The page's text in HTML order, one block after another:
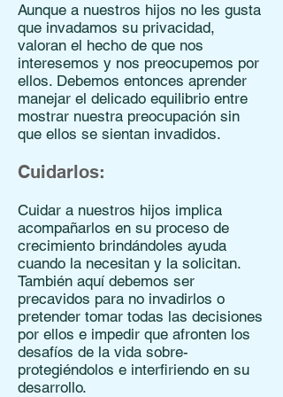
Aunque a nuestros hijos no les gusta
que invadamos su privacidad,
valoran el hecho de que nos
interesemos y nos preocupemos por
ellos. Debemos entonces aprender
manejar el delicado equilibrio entre
mostrar nuestra preocupación sin
que ellos se sientan invadidos.
Cuidarlos:
Cuidar a nuestros hijos implica
acompañarlos en su proceso de
crecimiento brindándoles ayuda
cuando la necesitan y la solicitan.
También aquí debemos ser
precavidos para no invadirlos o
pretender tomar todas las decisiones
por ellos e impedir que afronten los
desafíos de la vida sobre-
protegiéndolos e interfiriendo en su
desarrollo.